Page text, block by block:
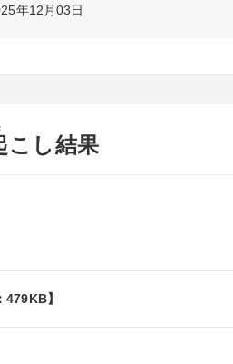
年12月03日
こし結果
】